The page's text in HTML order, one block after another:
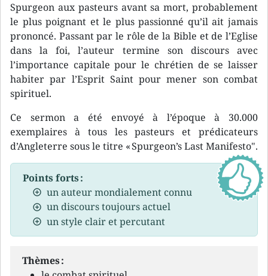
Spurgeon aux pasteurs avant sa mort, probablement
le plus poignant et le plus passionné qu’il ait jamais
prononcé. Passant par le rôle de la Bible et de l’Eglise
dans la foi, l’auteur termine son discours avec
l’importance capitale pour le chrétien de se laisser
habiter par l’Esprit Saint pour mener son combat
spirituel.
Ce sermon a été envoyé à l’époque à 30.000
exemplaires à tous les pasteurs et prédicateurs
d’Angleterre sous le titre « Spurgeon’s Last Manifesto".
Points forts :
un auteur mondialement connu
un discours toujours actuel
un style clair et percutant
Thèmes :